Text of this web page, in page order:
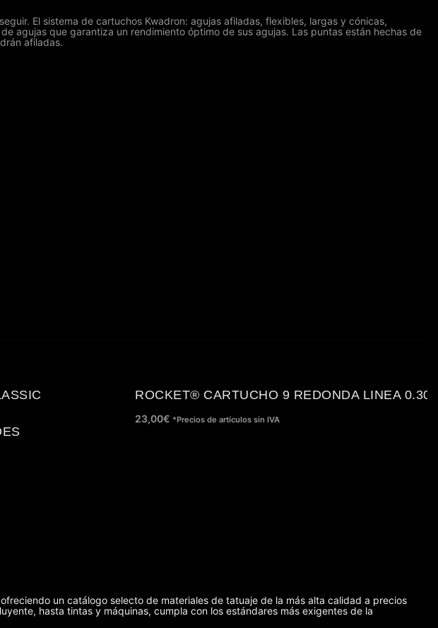
El sistema de cartuchos Kwadron: agujas afiladas, flexibles, largas y cónicas,
agujas que garantiza un rendimiento óptimo de sus agujas. Las puntas están hechas de
afiladas.
ROCKET® CARTUCHO 9 REDONDA LINEA 0.30
23,00€ *Precios de artículos sin IVA
un catálogo selecto de materiales de tatuaje de la más alta calidad a precios
hasta tintas y máquinas, cumpla con los estándares más exigentes de la